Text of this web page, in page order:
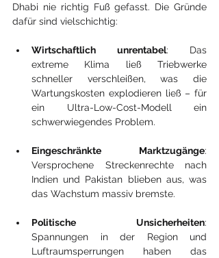
Dhabi nie richtig Fuß gefasst. Die Gründe
dafür sind vielschichtig:
Wirtschaftlich unrentabel: Das
extreme Klima ließ Triebwerke
schneller verschleißen, was die
Wartungskosten explodieren ließ – für
ein Ultra-Low-Cost-Modell ein
schwerwiegendes Problem.
Eingeschränkte Marktzugänge:
Versprochene Streckenrechte nach
Indien und Pakistan blieben aus, was
das Wachstum massiv bremste.
Politische Unsicherheiten:
Spannungen in der Region und
Luftraumsperrungen haben das